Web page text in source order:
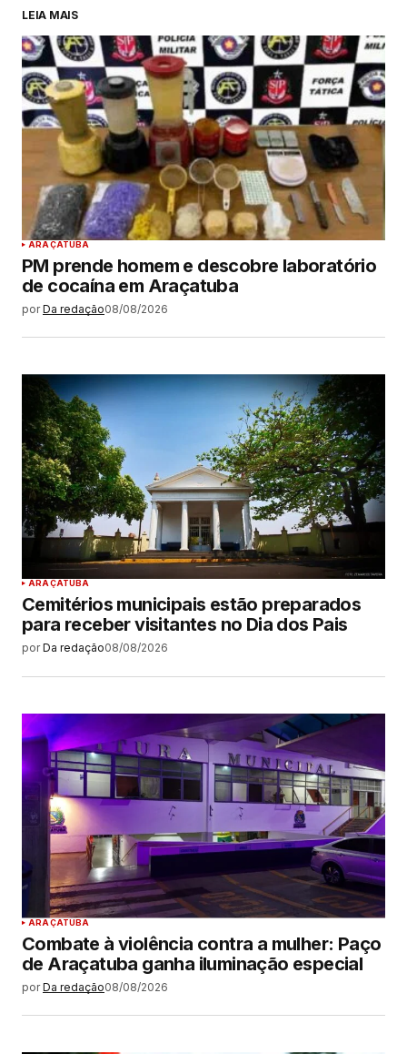
LEIA MAIS
ARAÇATUBA
PM prende homem e descobre laboratório
de cocaína em Araçatuba
por Da redação08/08/2026
ARAÇATUBA
Cemitérios municipais estão preparados
para receber visitantes no Dia dos Pais
por Da redação08/08/2026
ARAÇATUBA
Combate à violência contra a mulher: Paço
de Araçatuba ganha iluminação especial
por Da redação08/08/2026